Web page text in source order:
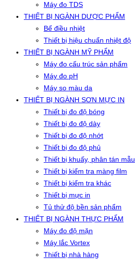
Máy đo TDS
THIẾT BỊ NGÀNH DƯỢC PHẨM
Bể điều nhiệt
Thiết bị hiệu chuẩn nhiệt độ
THIẾT BỊ NGÀNH MỸ PHẨM
Máy đo cấu trúc sản phẩm
Máy đo pH
Máy so màu da
THIẾT BỊ NGÀNH SƠN MỰC IN
Thiết bị đo độ bóng
Thiết bị đo độ dày
Thiết bị đo độ nhớt
Thiết bị đo độ phủ
Thiết bị khuấy, phân tán mẫu
Thiết bị kiểm tra màng film
Thiết bị kiểm tra khác
Thiết bị mực in
Tủ thử độ bền sản phẩm
THIẾT BỊ NGÀNH THỰC PHẨM
Máy đo độ mặn
Máy lắc Vortex
Thiết bị nhà hàng